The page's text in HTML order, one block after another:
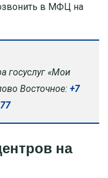
в МФЦ на
госуслуг «Мои
Восточное: +7
на